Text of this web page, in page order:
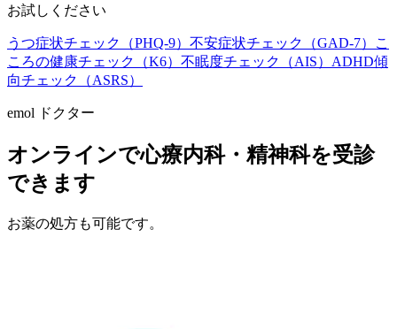
お試しください
うつ症状チェック（PHQ-9） 不安症状チェック（GAD-7）
こ
ころの健康チェック（K6） 不眠度チェック（AIS） ADHD傾
向チェック（ASRS）
emol ドクター
オンラインで心療内科・精神科を受診
できます
お薬の処方も可能です。